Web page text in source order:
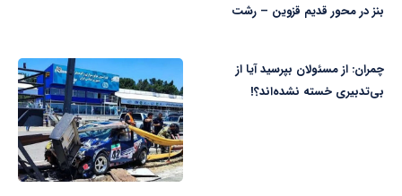
بنز در محور قدیم قزوین – رشت
چمران: از مسئولان بپرسید آیا از
بی‌تدبیری خسته نشده‌اند؟!